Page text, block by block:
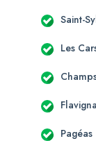
Saint-
Les
Pagéas